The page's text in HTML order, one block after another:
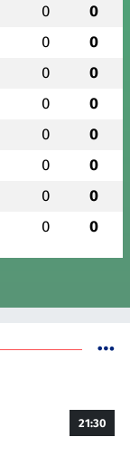
0 0
0 0
0 0
0 0
0 0
0 0
0 0
0 0
21:30